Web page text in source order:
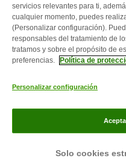
Quiénes somos Empleo
Contacto
Gastos de envío y
servicios relevantes para ti,
cualquier momento, puedes
(Personalizar configuración).
responsables del tratamiento de
tratamos y sobre el propósito de
preferencias.
Política de
Personalizar configuración
Solo cookies